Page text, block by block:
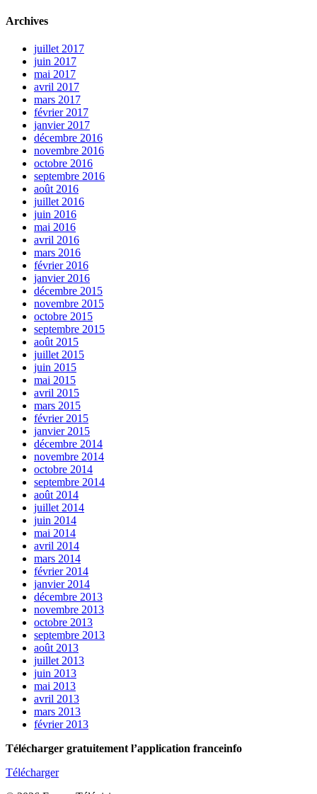
Archives
juillet 2017
juin 2017
mai 2017
avril 2017
mars 2017
février 2017
janvier 2017
décembre 2016
novembre 2016
octobre 2016
septembre 2016
août 2016
juillet 2016
juin 2016
mai 2016
avril 2016
mars 2016
février 2016
janvier 2016
décembre 2015
novembre 2015
octobre 2015
septembre 2015
août 2015
juillet 2015
juin 2015
mai 2015
avril 2015
mars 2015
février 2015
janvier 2015
décembre 2014
novembre 2014
octobre 2014
septembre 2014
août 2014
juillet 2014
juin 2014
mai 2014
avril 2014
mars 2014
février 2014
janvier 2014
décembre 2013
novembre 2013
octobre 2013
septembre 2013
août 2013
juillet 2013
juin 2013
mai 2013
avril 2013
mars 2013
février 2013
Télécharger gratuitement l’application franceinfo
Télécharger